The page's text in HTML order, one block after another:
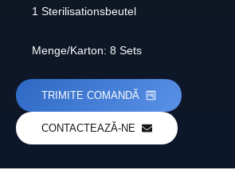
1 Sterilisationsbeutel
Menge/Karton: 8 Sets
TRIMITE COMANDĂ
CONTACTEAZĂ-NE